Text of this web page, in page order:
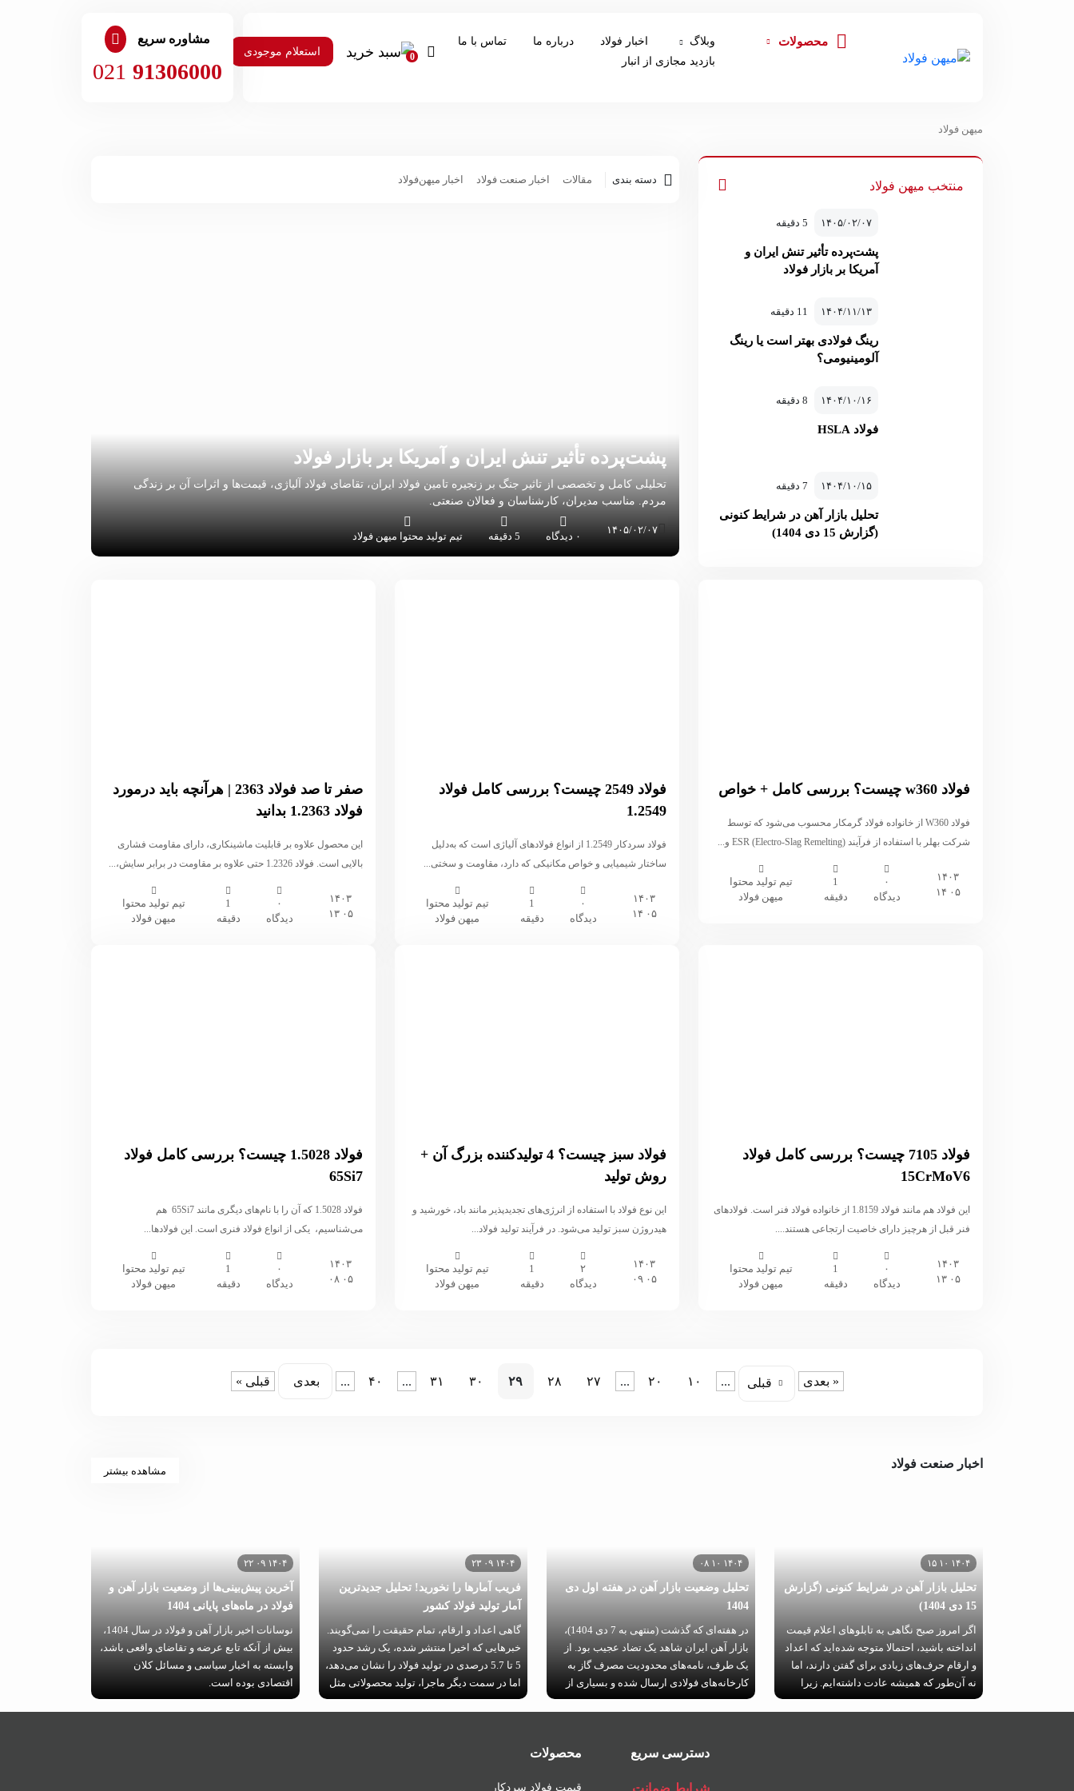
محصولات وبلاگ اخبار فولاد درباره ما
تماس با ما
بازدید مجازی از انبار
0 استعلام موجودی
مشاوره سریع
021 91306000
میهن فولاد
منتخب میهن فولاد
۱۴۰۵/۰۲/۰۷ 5 دقیقه
پشت‌پرده تأثیر تنش ایران و
آمریکا بر بازار فولاد
۱۴۰۴/۱۱/۱۳ 11 دقیقه
رینگ فولادی بهتر است یا رینگ
آلومینیومی؟
۱۴۰۴/۱۰/۱۶ 8 دقیقه
فولاد HSLA
۱۴۰۴/۱۰/۱۵ 7 دقیقه
تحلیل بازار آهن در شرایط کنونی
(گزارش 15 دی 1404)
دسته بندی مقالات اخبار صنعت فولاد اخبار میهن‌فولاد
پشت‌پرده تأثیر تنش ایران و آمریکا بر بازار فولاد
تحلیلی کامل و تخصصی از تاثیر جنگ بر زنجیره تامین فولاد ایران، تقاضای فولاد آلیاژی، قیمت‌ها و اثرات آن بر زندگی
مردم. مناسب مدیران، کارشناسان و فعالان صنعتی.
۱۴۰۵/۰۲/۰۷
۰ دیدگاه 5 دقیقه تیم تولید محتوا میهن فولاد
فولاد w360 چیست؟ بررسی کامل + خواص
فولاد W360 از خانواده فولاد گرمکار محسوب می‌شود که توسط
شرکت بهلر با استفاده از فرآیند ESR (Electro-Slag Remelting) و...
۱۴۰۳
۰۵ ۱۴
۰
دیدگاه
1
دقیقه
تیم تولید محتوا
میهن فولاد
فولاد 2549 چیست؟ بررسی کامل فولاد
1.2549
فولاد سردکار 1.2549 از انواع فولاد‌های آلیاژی است که به‌دلیل
ساختار شیمیایی و خواص مکانیکی که دارد، مقاومت و سختی...
۱۴۰۳
۰۵ ۱۴
۰
دیدگاه
1
دقیقه
تیم تولید محتوا
میهن فولاد
صفر تا صد فولاد 2363 | هرآنچه باید درمورد
فولاد 1.2363 بدانید
این محصول علاوه بر قابلیت ماشینکاری، دارای مقاومت فشاری
بالایی است. فولاد 1.2326 حتی علاوه بر مقاومت در برابر سایش،...
۱۴۰۳
۰۵ ۱۳
۰
دیدگاه
1
دقیقه
تیم تولید محتوا
میهن فولاد
فولاد 7105 چیست؟ بررسی کامل فولاد
15CrMoV6
این فولاد هم مانند فولاد 1.8159 از خانواده فولاد فنر است. فولادهای
فنر قبل از هرچیز دارای خاصیت ارتجاعی هستند....
۱۴۰۳
۰۵ ۱۳
۰
دیدگاه
1
دقیقه
تیم تولید محتوا
میهن فولاد
فولاد سبز چیست؟ 4 تولیدکننده بزرگ آن +
روش تولید
این نوع فولاد با استفاده از انرژی‌های تجدیدپذیر مانند باد، خورشید و
هیدروژن سبز تولید می‌شود. در فرآیند تولید فولاد...
۱۴۰۳
۰۵ ۰۹
۲
دیدگاه
1
دقیقه
تیم تولید محتوا
میهن فولاد
فولاد 1.5028 چیست؟ بررسی کامل فولاد
65Si7
فولاد 1.5028 که آن را با نام‌‌های دیگری مانند 65Si7 هم
می‌شناسیم، یکی از انواع فولاد فنری است. این فولادها...
۱۴۰۳
۰۵ ۰۸
۰
دیدگاه
1
دقیقه
تیم تولید محتوا
میهن فولاد
« بعدی قبلی ... ۱۰ ۲۰ ... ۲۷ ۲۸ ۲۹ ۳۰ ۳۱ ... ۴۰ ... بعدی قبلی »
اخبار صنعت فولاد
مشاهده بیشتر
۱۴۰۴ ۱۰ ۱۵
تحلیل بازار آهن در شرایط کنونی (گزارش
15 دی 1404)
اگر امروز صبح نگاهی به تابلوهای اعلام قیمت
انداخته باشید، احتمالا متوجه شده‌اید که اعداد
و ارقام حرف‌های زیادی برای گفتن دارند، اما
نه آن‌طور که همیشه عادت داشته‌ایم. زیرا
بازار آهن در شرایط کنونی، درگیر عرضه
۱۴۰۴ ۱۰ ۰۸
تحلیل وضعیت بازار آهن در هفته اول دی
1404
در هفته‌ای که گذشت (منتهی به 7 دی 1404)،
بازار آهن ایران شاهد یک تضاد عجیب بود. از
یک طرف، نامه‌های محدودیت مصرف گاز به
کارخانه‌های فولادی ارسال شده و بسیاری از
خطوط تولید با ظرفیت پایین کار می‌کنند.
۱۴۰۴ ۰۹ ۲۳
فریب آمارها را نخورید! تحلیل جدیدترین
آمار تولید فولاد کشور
گاهی اعداد و ارقام، تمام حقیقت را نمی‌گویند.
خبرهایی که اخیرا منتشر شده، یک رشد حدود
5 تا 5.7 درصدی در تولید فولاد را نشان می‌دهد،
اما در سمت دیگر ماجرا، تولید محصولاتی مثل
تیرآهن کاهش یافته است. این تناقض از کجا
۱۴۰۴ ۰۹ ۲۲
آخرین پیش‌بینی‌ها از وضعیت بازار آهن و
فولاد در ماه‌های پایانی 1404
نوسانات اخیر بازار آهن و فولاد در سال 1404،
بیش از آنکه تابع عرضه و تقاضای واقعی باشد،
وابسته به اخبار سیاسی و مسائل کلان
اقتصادی بوده است.
دسترسی سریع
شرایط ضمانت
محصولات
قیمت فولاد سردکار